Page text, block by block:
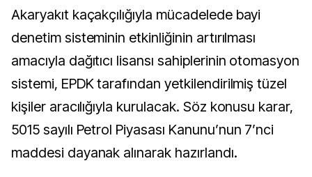
Akaryakıt kaçakçılığıyla mücadelede bayi
denetim sisteminin etkinliğinin artırılması
amacıyla dağıtıcı lisansı sahiplerinin otomasyon
sistemi, EPDK tarafından yetkilendirilmiş tüzel
kişiler aracılığıyla kurulacak. Söz konusu karar,
5015 sayılı Petrol Piyasası Kanunu’nun 7’nci
maddesi dayanak alınarak hazırlandı.